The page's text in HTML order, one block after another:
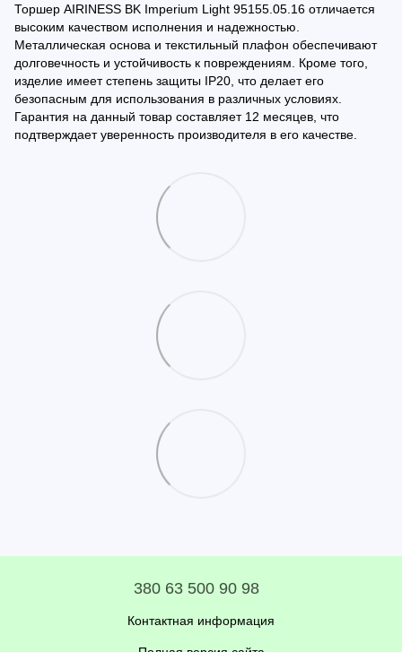
Торшер AIRINESS BK Imperium Light 95155.05.16 отличается
высоким качеством исполнения и надежностью.
Металлическая основа и текстильный плафон обеспечивают
долговечность и устойчивость к повреждениям. Кроме того,
изделие имеет степень защиты IP20, что делает его
безопасным для использования в различных условиях.
Гарантия на данный товар составляет 12 месяцев, что
подтверждает уверенность производителя в его качестве.
380 63 500 90 98
Контактная информация